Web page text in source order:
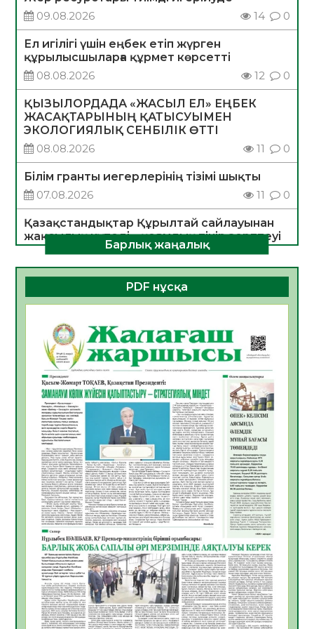
09.08.2026
14 0
Ел игілігі үшін еңбек етіп жүрген
құрылысшыларға құрмет көрсетті
08.08.2026
12 0
ҚЫЗЫЛОРДАДА «ЖАСЫЛ ЕЛ» ЕҢБЕК
ЖАСАҚТАРЫНЫҢ ҚАТЫСУЫМЕН
ЭКОЛОГИЯЛЫҚ СЕНБІЛІК ӨТТІ
08.08.2026
11 0
Білім гранты иегерлерінің тізімі шықты
07.08.2026
11 0
Қазақстандықтар Құрылтай сайлауынан
жақсылық күтеді – қоғамдық пікір зерттеуі
07.08.2026
11
«Дауыс беру учаскесін қалай табуға
болады?»
ҚҰРЫЛТАЙ САЙЛАУЫ – БІРЛІК ПЕН
БЕЛСЕНДІЛІКТІҢ БЕЛГІСІ
07.08.2026
53
5547 әскери бөлімінде «Алғашқы қызмет
күні» іс-шарасы өтті
07.08.2026
48
Қаржылық сауаттылықты арттыруға
бағытталған кездесу өтті
07.08.2026
51
ҚҰРЫЛТАЙ САЙЛАУЫ – ЕЛ БОЛАШАҒЫ
ҮШІН ЖАУАПТЫ ҚАДАМ
07.08.2026
55
Ауыл шаруашылығы – өңір экономикасының
негізгі тірегі
06.08.2026
63
Барлық жаңалық
PDF нұсқа